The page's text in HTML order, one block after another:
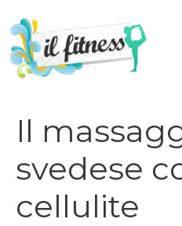
contenuto
Il
svedese
cellulite